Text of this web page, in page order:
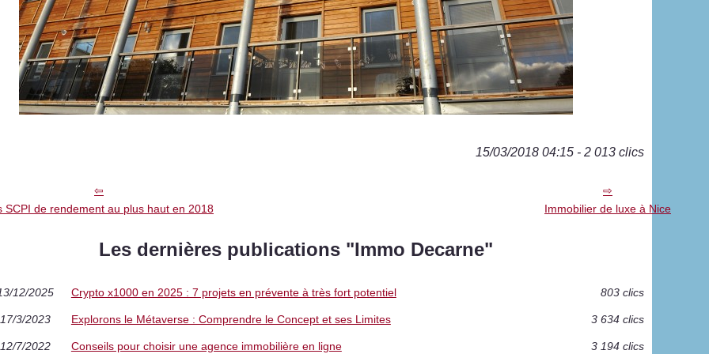
15/03/2018 04:15 - 2 013 clics
SCPI de rendement au plus haut en 2018 Immobilier de luxe à Nice
Les dernières publications "Immo Decarne"
12/2025 Crypto x1000 en 2025 : 7 projets en prévente à très fort potentiel 803 clics
17/3/2023 Explorons le Métaverse : Comprendre le Concept et ses Limites 3 634 clics
12/7/2022 Conseils pour choisir une agence immobilière en ligne 3 194 clics